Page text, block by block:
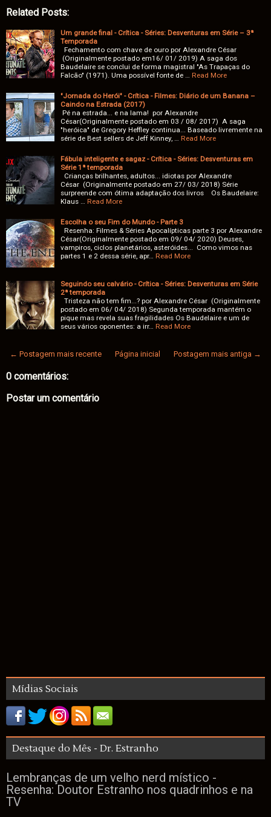
Related Posts:
Um grande final - Crítica - Séries: Desventuras em Série – 3ª
Temporada
Fechamento com chave de ouro por Alexandre César
(Originalmente postado em16/ 01/ 2019) A saga dos
Baudelaire se conclui de forma magistral "As Trapaças do
Falcão" (1971). Uma possível fonte de … Read More
"Jornada do Herói" - Crítica - Filmes: Diário de um Banana –
Caindo na Estrada (2017)
Pé na estrada... e na lama! por Alexandre
César(Originalmente postado em 03 / 08/ 2017) A saga
"heróica" de Gregory Heffley continua... Baseado livremente na
série de Best sellers de Jeff Kinney, … Read More
Fábula inteligente e sagaz - Crítica - Séries: Desventuras em
Série 1ª temporada
Crianças brilhantes, adultos... idiotas por Alexandre
César (Originalmente postado em 27/ 03/ 2018) Série
surpreende com ótima adaptação dos livros Os Baudelaire:
Klaus … Read More
Escolha o seu Fim do Mundo - Parte 3
Resenha: Filmes & Séries Apocalípticas parte 3 por Alexandre
César(Originalmente postado em 09/ 04/ 2020) Deuses,
vampiros, ciclos planetários, asteróides... Como vimos nas
partes 1 e 2 dessa série, apr… Read More
Seguindo seu calvário - Crítica - Séries: Desventuras em Série
2ª temporada
Tristeza não tem fim...? por Alexandre César (Originalmente
postado em 06/ 04/ 2018) Segunda temporada mantém o
pique mas revela suas fragilidades Os Baudelaire e um de
seus vários oponentes: a irr… Read More
← Postagem mais recente Postagem mais antiga →
Página inicial
0 comentários:
Postar um comentário
Mídias Sociais
Destaque do Mês - Dr. Estranho
Lembranças de um velho nerd místico -
Resenha: Doutor Estranho nos quadrinhos e na
TV